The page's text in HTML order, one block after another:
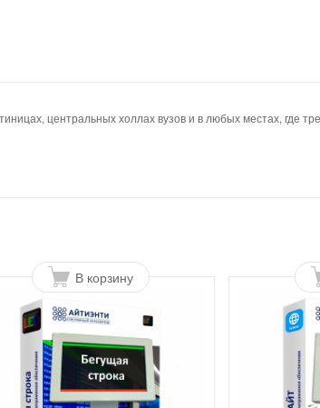
центральных холлах вузов и в любых местах, где
В корзину